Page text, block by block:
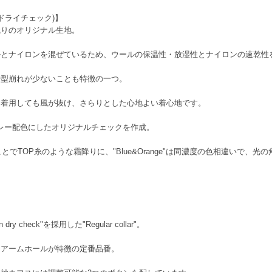
イチェック)】
のオリジナル生地。
ナイロンを混ぜているため、ウールの保温性・放湿性とナイロンの速乾性
崩れが少ないことも特徴の一つ。
用しても風が抜け、さらりとした心地よい着心地です。
配色にしたオリジナルチェックを作成。
でTOP糸のような霜降りに、"Blue&Orange"は同濃度の色相違いで、光
check"を採用した"Regular collar"。
ームホールが特徴の定番品番。